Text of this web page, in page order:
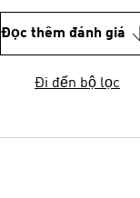
Đọc thêm đánh giá
Đi đến bộ lọc